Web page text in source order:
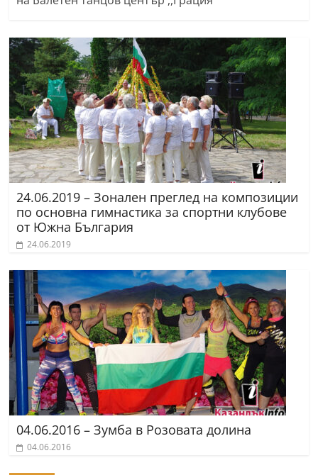
24.06.2019 – Зонален преглед на композиции
по основна гимнастика за спортни клубове
от Южна България
24.06.2019
04.06.2016 – Зумба в Розовата долина
04.06.2016